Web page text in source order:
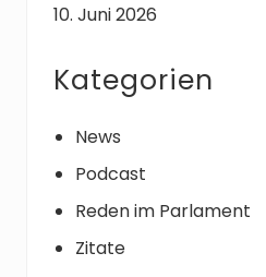
10. Juni 2026
Kategorien
News
Podcast
Reden im Parlament
Zitate